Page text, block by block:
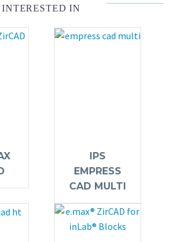
INTERESTED IN
IPS
EMPRESS
CAD MULTI